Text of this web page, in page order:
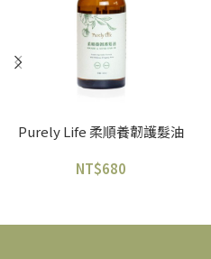
Purely Life 柔順養韌護髮油
NT$680